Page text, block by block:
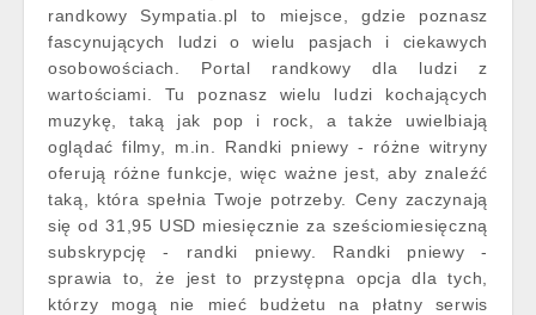
randkowy Sympatia.pl to miejsce, gdzie poznasz
fascynujących ludzi o wielu pasjach i ciekawych
osobowościach. Portal randkowy dla ludzi z
wartościami. Tu poznasz wielu ludzi kochających
muzykę, taką jak pop i rock, a także uwielbiają
oglądać filmy, m.in. Randki pniewy - różne witryny
oferują różne funkcje, więc ważne jest, aby znaleźć
taką, która spełnia Twoje potrzeby. Ceny zaczynają
się od 31,95 USD miesięcznie za sześciomiesięczną
subskrypcję - randki pniewy. Randki pniewy -
sprawia to, że jest to przystępna opcja dla tych,
którzy mogą nie mieć budżetu na płatny serwis